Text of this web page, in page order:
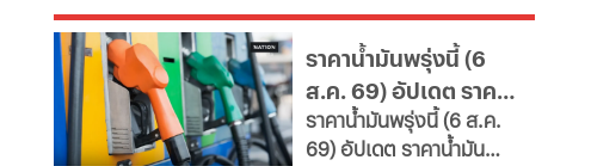
"โรงเรียนผู้สูงอายุ" มุ่งขับ
เคลื่อนสังคมสูงวัยอย่างมี
คุณค่า หนุนพัฒนา
ศักยภาพ-เรียนรู้ตลอดชีวิต
เผยช่องทางยื่นคำขอทั้ง
ราคาน้ำมันพรุ่งนี้ (6
ส.ค. 69) อัปเดต ราคา
น้ำมันล่าสุด จากปั๊ม
ใหญ่
ราคาน้ำมันพรุ่งนี้ (6 ส.ค.
69) อัปเดต ราคาน้ำมัน